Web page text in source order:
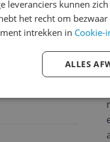
leveranciers kunnen
het recht om
intrekken in Cookie-
ALLES